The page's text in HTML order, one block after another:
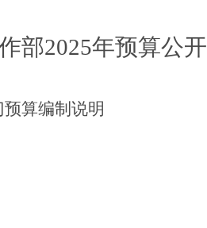
部2025年预算公开
算编制说明